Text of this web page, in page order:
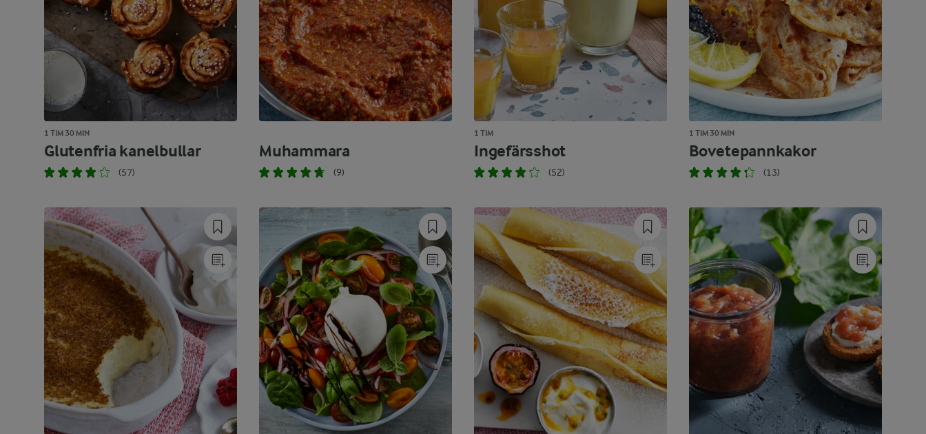
1 TIM 30 MIN
Glutenfria kanelbullar
(57)
Muhammara
(9)
1 TIM
Ingefärsshot
(52)
1 TIM 30 MIN
Bovetepannkakor
(13)